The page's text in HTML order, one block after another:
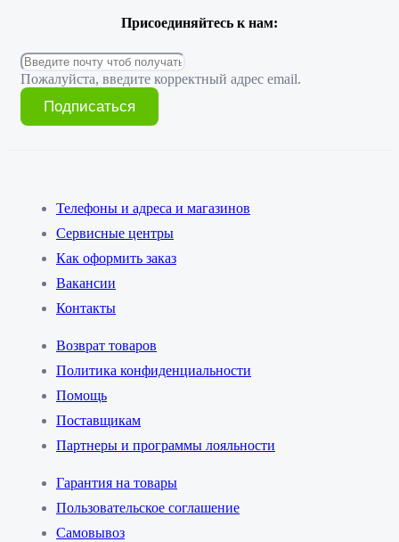
Присоединяйтесь к нам:
Пожалуйста, введите корректный адрес email.
Подписаться
Телефоны и адреса и магазинов
Сервисные центры
Как оформить заказ
Вакансии
Контакты
Возврат товаров
Политика конфиденциальности
Помощь
Поставщикам
Партнеры и программы лояльности
Гарантия на товары
Пользовательское соглашение
Самовывоз